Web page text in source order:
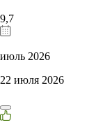
9,7
июль 2026
22 июля 2026